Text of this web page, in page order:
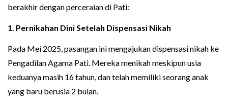
berakhir dengan perceraian di Pati:
1. Pernikahan Dini Setelah Dispensasi Nikah
Pada Mei 2025, pasangan ini mengajukan dispensasi nikah ke
Pengadilan Agama Pati. Mereka menikah meskipun usia
keduanya masih 16 tahun, dan telah memiliki seorang anak
yang baru berusia 2 bulan.